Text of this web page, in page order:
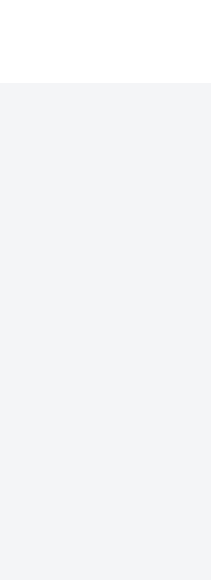
ち寄り、公園内を散策。 暑
ス世田谷公園の中では噴水を
能なコース。公園の中はしご
ださいね。１人でも仲間とも
です。ラン後にふらりと立ち
COFFEで乾杯しましょ